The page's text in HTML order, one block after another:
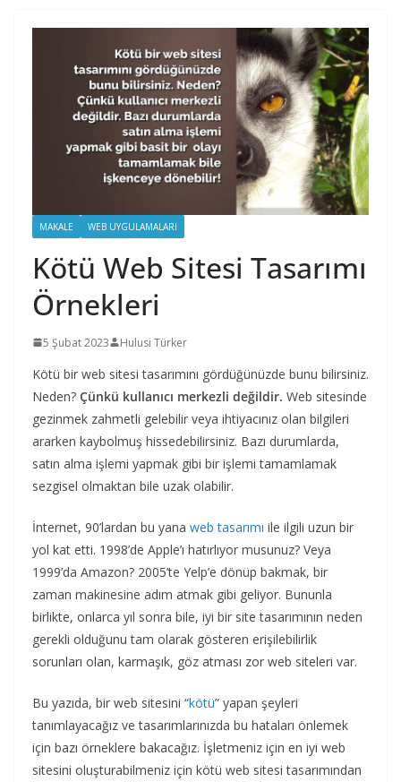
MAKALE WEB UYGULAMALARI
Kötü Web Sitesi Tasarımı
Örnekleri
5 Şubat 2023 Hulusi Türker
Kötü bir web sitesi tasarımını gördüğünüzde bunu bilirsiniz.
Neden? Çünkü kullanıcı merkezli değildir. Web sitesinde
gezinmek zahmetli gelebilir veya ihtiyacınız olan bilgileri
ararken kaybolmuş hissedebilirsiniz. Bazı durumlarda,
satın alma işlemi yapmak gibi bir işlemi tamamlamak
sezgisel olmaktan bile uzak olabilir.
İnternet, 90’lardan bu yana web tasarımı ile ilgili uzun bir
yol kat etti. 1998’de Apple’ı hatırlıyor musunuz? Veya
1999’da Amazon? 2005’te Yelp’e dönüp bakmak, bir
zaman makinesine adım atmak gibi geliyor. Bununla
birlikte, onlarca yıl sonra bile, iyi bir site tasarımının neden
gerekli olduğunu tam olarak gösteren erişilebilirlik
sorunları olan, karmaşık, göz atması zor web siteleri var.
Bu yazıda, bir web sitesini “kötü” yapan şeyleri
tanımlayacağız ve tasarımlarınızda bu hataları önlemek
için bazı örneklere bakacağız. İşletmeniz için en iyi web
sitesini oluşturabilmeniz için kötü web sitesi tasarımından